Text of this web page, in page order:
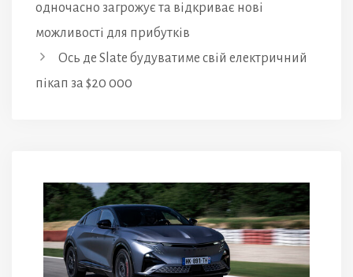
одночасно загрожує та відкриває нові
можливості для прибутків
Ось де Slate будуватиме свій електричний
пікап за $20 000